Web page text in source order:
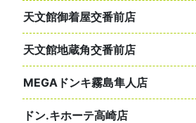
天文館御着屋交番前店
天文館地蔵角交番前店
MEGAドンキ霧島隼人店
ドン.キホーテ高崎店